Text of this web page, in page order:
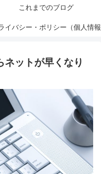
これまでのブログ
イバシー・ポリシー（個人情報
ネットが早くなり